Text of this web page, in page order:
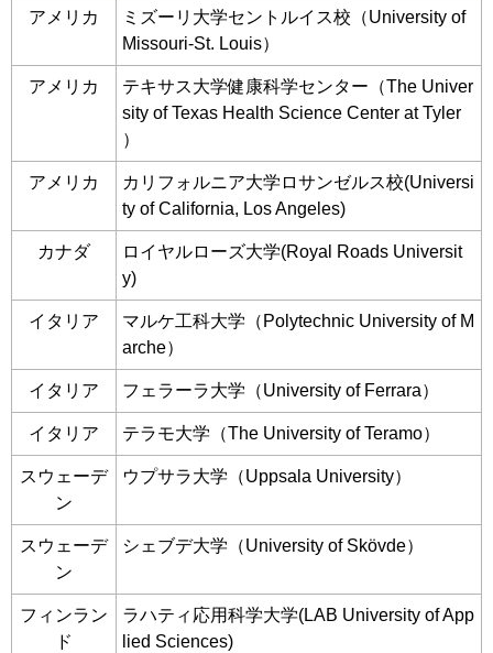
アメリカ
ミズーリ大学セントルイス校（University of
Missouri-St. Louis）
アメリカ
テキサス大学健康科学センター（The Univer
sity of Texas Health Science Center at Tyler
）
アメリカ
カリフォルニア大学ロサンゼルス校(Universi
ty of California, Los Angeles)
カナダ
ロイヤルローズ大学(Royal Roads Universit
y)
イタリア
マルケ工科大学（Polytechnic University of M
arche）
イタリア フェラーラ大学（University of Ferrara）
イタリア テラモ大学（The University of Teramo）
スウェーデ
ン
ウプサラ大学（Uppsala University）
スウェーデ
ン
シェブデ大学（University of Skövde）
フィンラン
ド
ラハティ応用科学大学(LAB University of App
lied Sciences)